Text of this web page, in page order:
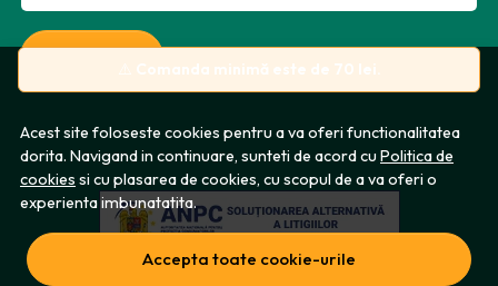
⚠️ Comanda minimă este de 70 lei.
Acest site foloseste cookies pentru a va oferi functionalitatea
dorita. Navigand in continuare, sunteti de acord cu Politica de
cookies si cu plasarea de cookies, cu scopul de a va oferi o
experienta imbunatatita.
Accepta toate cookie-urile